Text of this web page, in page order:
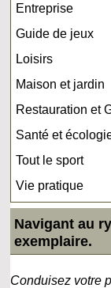
Entreprise
Guide de jeux
Loisirs
Maison et jardin
Restauration et
Santé et
Tout le sport
Vie pratique
Navigant au
exemplaire.
Conduisez votre